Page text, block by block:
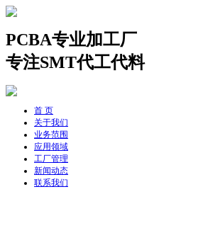
PCBA专业加工厂
专注SMT代工代料
首 页
关于我们
业务范围
应用领域
工厂管理
新闻动态
联系我们